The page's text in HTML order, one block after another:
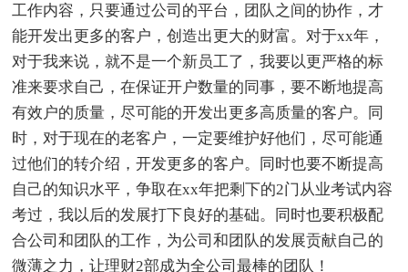
工作内容，只要通过公司的平台，团队之间的协作，才
能开发出更多的客户，创造出更大的财富。对于xx年，
对于我来说，就不是一个新员工了，我要以更严格的标
准来要求自己，在保证开户数量的同事，要不断地提高
有效户的质量，尽可能的开发出更多高质量的客户。同
时，对于现在的老客户，一定要维护好他们，尽可能通
过他们的转介绍，开发更多的客户。同时也要不断提高
自己的知识水平，争取在xx年把剩下的2门从业考试内容
考过，我以后的发展打下良好的基础。同时也要积极配
合公司和团队的工作，为公司和团队的发展贡献自己的
微薄之力，让理财2部成为全公司最棒的团队！